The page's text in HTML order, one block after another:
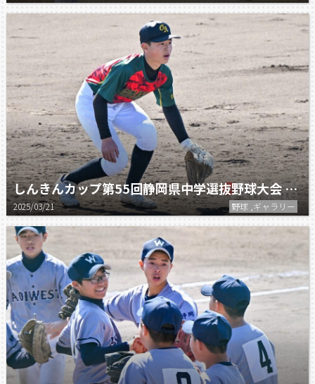
しんきんカップ第55回静岡県中学選抜野球大会 2回戦 静岡翔洋 vs 大里・中島
2025/03/21 野球 ,ギャラリー